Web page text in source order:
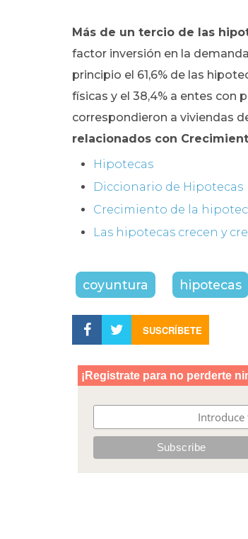
Más de un tercio de las
factor inversión en la
principio el 61,6% de las
físicas y el 38,4% a entes con
correspondieron a viviendas
relacionados con
Hipotecas
Diccionario de Hipotecas
Crecimiento de la
Las hipotecas crecen y
coyuntura hipotecas
SUSCRÍBETE